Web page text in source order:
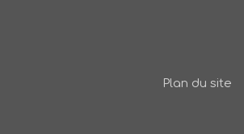
Plan du site